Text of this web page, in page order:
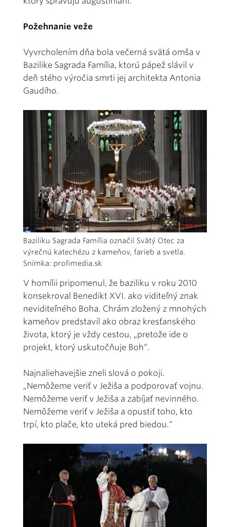
Požehnanie veže
Vyvrcholením dňa bola večerná svätá omša v
Bazilike Sagrada Família, ktorú pápež slávil v
deň stého výročia smrti jej architekta Antonia
Gaudího.
Baziliku Sagrada Família označil Svätý Otec za
výrečnú katechézu z kameňov, farieb a svetla.
Snímka: profimedia.sk
V homílii pripomenul, že baziliku v roku 2010
konsekroval Benedikt XVI. ako viditeľný znak
neviditeľného Boha. Chrám zložený z mnohých
kameňov predstavil ako obraz kresťanského
života, ktorý je vždy cestou, „pretože ide o
projekt, ktorý uskutočňuje Boh“.
Najnaliehavejšie zneli slová o pokoji.
„Nemôžeme veriť v Ježiša a podporovať vojnu.
Nemôžeme veriť v Ježiša a zabíjať nevinného.
Nemôžeme veriť v Ježiša a opustiť toho, kto
trpí, kto plače, kto uteká pred biedou.“